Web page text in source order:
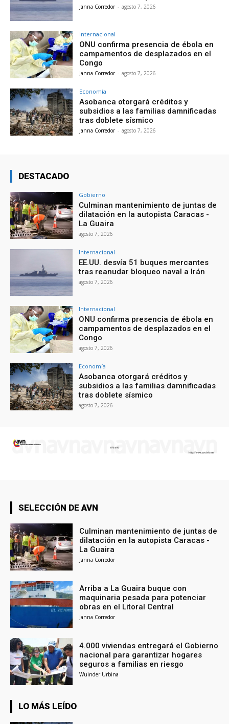
Janna Corredor - agosto 7, 2026
Internacional
ONU confirma presencia de ébola en
campamentos de desplazados en el
Congo
Janna Corredor - agosto 7, 2026
Economía
Asobanca otorgará créditos y
subsidios a las familias damnificadas
tras doblete sísmico
Janna Corredor - agosto 7, 2026
DESTACADO
Gobierno
Culminan mantenimiento de juntas de
dilatación en la autopista Caracas -
La Guaira
agosto 7, 2026
Internacional
EE.UU. desvía 51 buques mercantes
tras reanudar bloqueo naval a Irán
agosto 7, 2026
Internacional
ONU confirma presencia de ébola en
campamentos de desplazados en el
Congo
agosto 7, 2026
Economía
Asobanca otorgará créditos y
subsidios a las familias damnificadas
tras doblete sísmico
agosto 7, 2026
SELECCIÓN DE AVN
Culminan mantenimiento de juntas de
dilatación en la autopista Caracas -
La Guaira
Janna Corredor
Arriba a La Guaira buque con
maquinaria pesada para potenciar
obras en el Litoral Central
Janna Corredor
4.000 viviendas entregará el Gobierno
nacional para garantizar hogares
seguros a familias en riesgo
Wuinder Urbina
LO MÁS LEÍDO